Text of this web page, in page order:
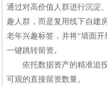
通过对高价值人群进行沉淀
趣人群，而是复用线下自建
老年兴趣标签，并将“墙面
一键跳转留资。
依托数据资产的精准追
可观的直接留资数量。